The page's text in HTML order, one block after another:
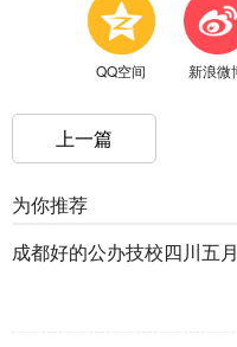
QQ空间 新浪微
上一篇
为你推荐
成都好的公办技校四川五